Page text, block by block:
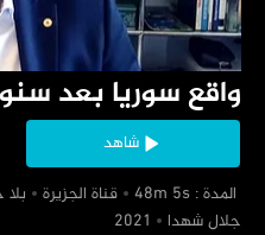
‏واقع سوريا بعد
شاهد
‏ المدة : 48m 5s
‏قناة الجزيرة
‏جلال شهدا